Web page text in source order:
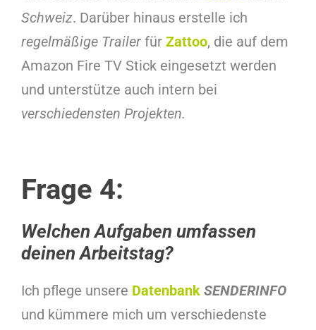
Schweiz. Darüber hinaus erstelle ich
regelmäßige Trailer für Zattoo, die auf dem
Amazon Fire TV Stick eingesetzt werden
und unterstütze auch intern bei
verschiedensten Projekten.
Frage 4:
Welchen Aufgaben umfassen
deinen Arbeitstag?
Ich pflege unsere Datenbank SENDERINFO
und kümmere mich um verschiedenste